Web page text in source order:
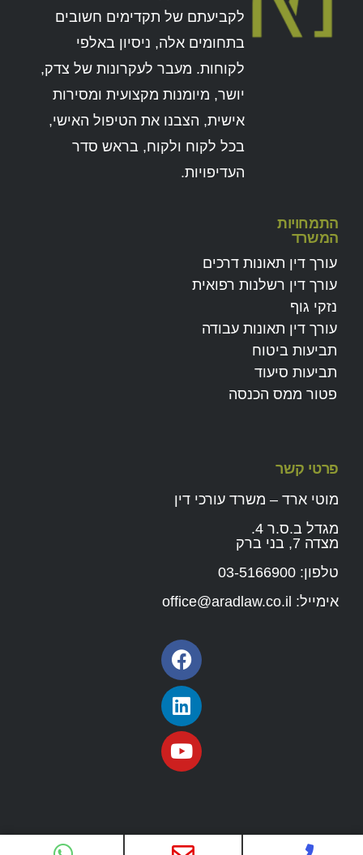
לקביעתם של תקדימים חשובים
בתחומים אלה, ניסיון באלפי
לקוחות. מעבר לעקרונות של צדק,
יושר, מיומנות מקצועית ומסירות
אישית, הצבנו את הטיפול האישי,
בכל לקוח ולקוח, בראש סדר
העדיפויות.
התמחויות
המשרד
עורך דין תאונות דרכים
עורך דין רשלנות רפואית
נזקי גוף
עורך דין תאונות עבודה
תביעות ביטוח
תביעות סיעוד
פטור ממס הכנסה
פרטי קשר
מוטי ארד – משרד עורכי דין
מגדל ב.ס.ר 4.
מצדה 7, בני ברק
טלפון: 03-5166900
אימייל: office@aradlaw.co.il